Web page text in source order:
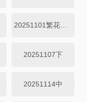
20251101繁花日记
20251107下
20251114中